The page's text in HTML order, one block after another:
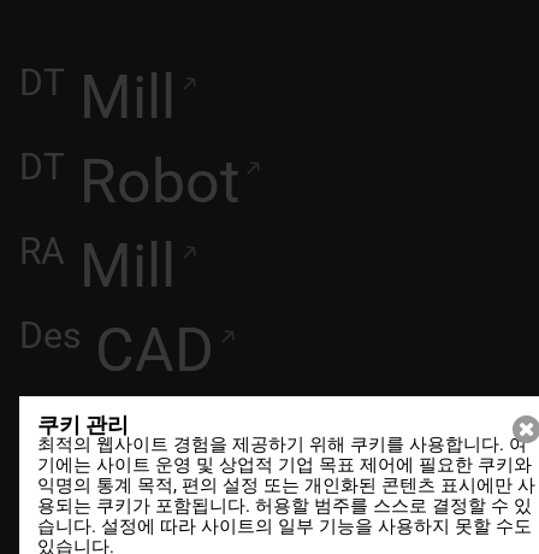
DT Mill
DT Robot
RA Mill
Des CAD
Excalibur+
스튜디오 안전
쿠키 관리
최적의 웹사이트 경험을 제공하기 위해 쿠키를 사용합니다. 여
기에는 사이트 운영 및 상업적 기업 목표 제어에 필요한 쿠키와
익명의 통계 목적, 편의 설정 또는 개인화된 콘텐츠 표시에만 사
용되는 쿠키가 포함됩니다. 허용할 범주를 스스로 결정할 수 있
습니다. 설정에 따라 사이트의 일부 기능을 사용하지 못할 수도
있습니다.